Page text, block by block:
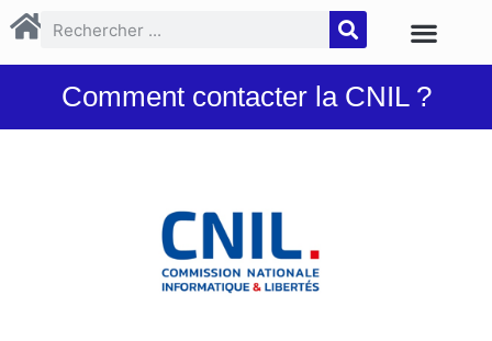
Comment contacter la CNIL ?